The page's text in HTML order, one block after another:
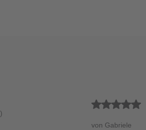
von 4.9 von 5 Sternen
von Gabriele